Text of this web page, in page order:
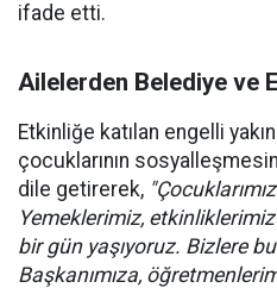
ifade etti.
Ailelerden Belediye ve
Etkinliğe katılan engelli
çocuklarının
dile getirerek,
Yemeklerimiz,
bir gün yaşıyoruz. Bizlere
Başkanımıza,